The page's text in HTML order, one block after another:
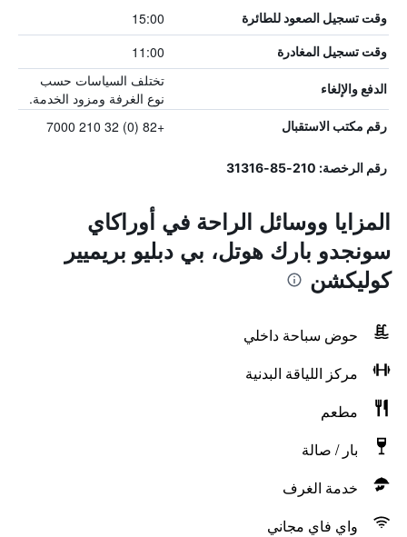
وقت تسجيل الصعود للطائرة 15:00
وقت تسجيل المغادرة 11:00
الدفع والإلغاء
تختلف السياسات حسب
نوع الغرفة ومزود الخدمة.
رقم مكتب الاستقبال +82 (0) 32 210 7000
رقم الرخصة: 210-85-31316
المزايا ووسائل الراحة في أوراكاي
سونجدو بارك هوتل، بي دبليو بريميير
كوليكشن
حوض سباحة داخلي
مركز اللياقة البدنية
مطعم
بار / صالة
خدمة الغرف
واي فاي مجاني